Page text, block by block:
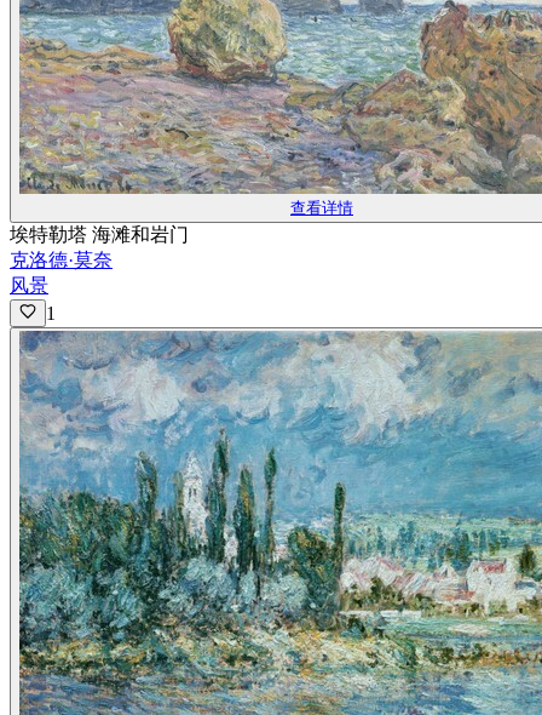
查看详情
埃特勒塔 海滩和岩门
克洛德·莫奈
风景
1